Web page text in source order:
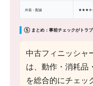
外装・配線
⑤ まとめ：事前チェックがトラ
中古フィニッシャ
は、動作・消耗品
を総合的にチェッ